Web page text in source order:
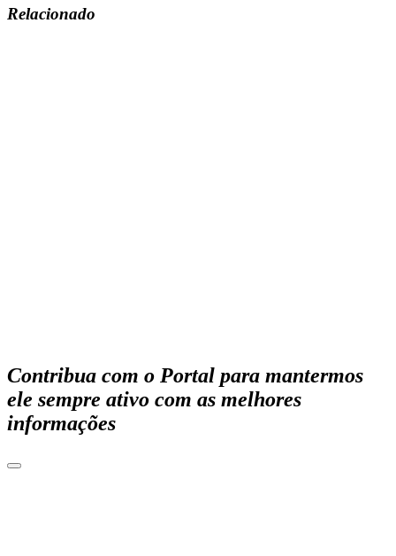
Relacionado
Contribua com o Portal para mantermos
ele sempre ativo com as melhores
informações